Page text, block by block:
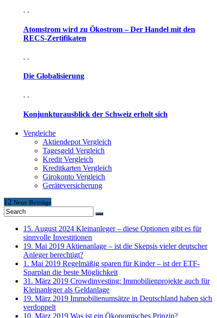
. .
Atomstrom wird zu Ökostrom – Der Handel mit den
RECS-Zertifikaten
. .
Die Globalisierung
. .
Konjunkturausblick der Schweiz erholt sich
Vergleiche
Aktiendepot Vergleich
Tagesgeld Vergleich
Kredit Vergleich
Kreditkarten Vergleich
Girokonto Vergleich
Geräteversicherung
12 Neue Beiträge
15. August 2024 Kleinanleger – diese Optionen gibt es für
sinnvolle Investitionen
19. Mai 2019 Aktienanlage – ist die Skepsis vieler deutscher
Anleger berechtigt?
1. Mai 2019 Regelmäßig sparen für Kinder – ist der ETF-
Sparplan die beste Möglichkeit
31. März 2019 Crowdinvesting: Immobilienprojekte auch für
Kleinanleger als Geldanlage
19. März 2019 Immobilienumsätze in Deutschland haben sich
verdoppelt
10. März 2019 Was ist ein Ökonomisches Prinzip?